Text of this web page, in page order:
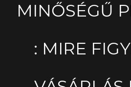
MINŐSÉGŰ
: MIRE